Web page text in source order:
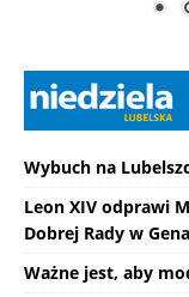
Wybuch na
Leon XIV odprawi
Dobrej Rady w
Ważne jest, aby